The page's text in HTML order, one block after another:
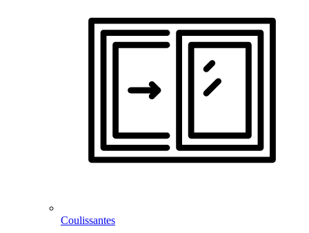
Coulissantes